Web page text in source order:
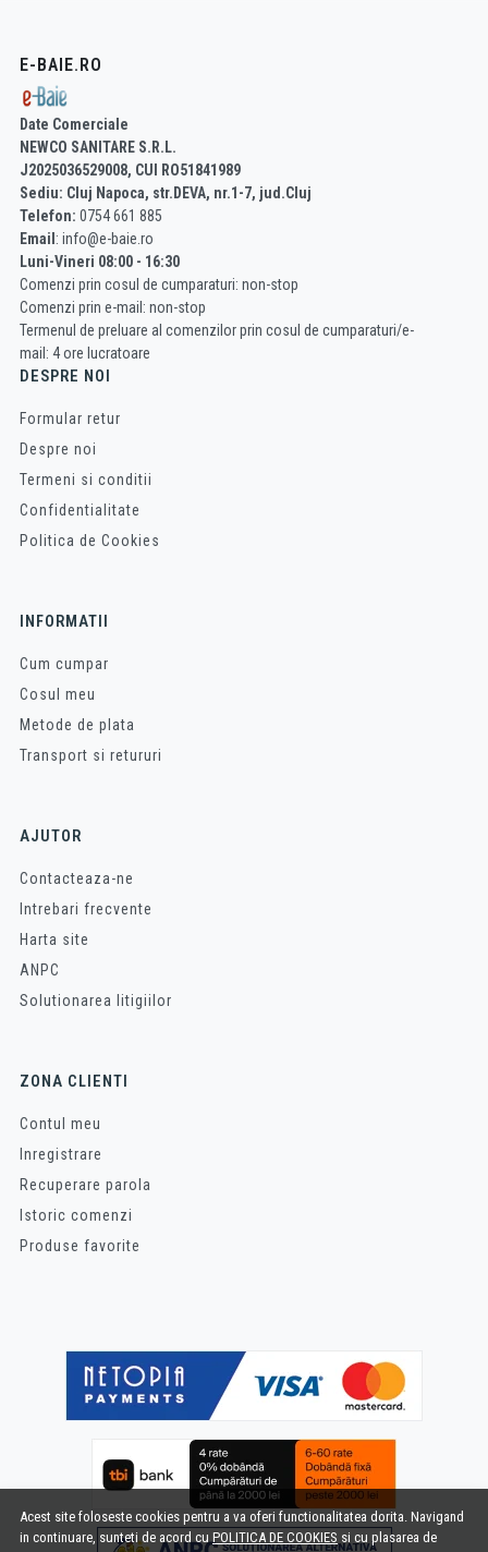
Acest site foloseste cookies pentru a va oferi functionalitatea dorita. Navigand
in continuare, sunteti de acord cuPOLITICA DE COOKIES si cu plasarea de
E-BAIE.RO
Date Comerciale
NEWCO SANITARE S.R.L.
J2025036529008, CUI RO51841989
Sediu: Cluj Napoca, str.DEVA, nr.1-7, jud.Cluj
Telefon: 0754 661 885
Email : info@e-baie.ro
Luni-Vineri 08:00 - 16:30
Comenzi prin cosul de cumparaturi: non-stop
Comenzi prin e-mail: non-stop
Termenul de preluare al comenzilor prin cosul de cumparaturi/e-
mail: 4 ore lucratoare
DESPRE NOI
Formular retur
Despre noi
Termeni si conditii
Confidentialitate
Politica de Cookies
INFORMATII
Cum cumpar
Cosul meu
Metode de plata
Transport si retururi
AJUTOR
Contacteaza-ne
Intrebari frecvente
Harta site
ANPC
Solutionarea litigiilor
ZONA CLIENTI
Contul meu
Inregistrare
Recuperare parola
Istoric comenzi
Produse favorite